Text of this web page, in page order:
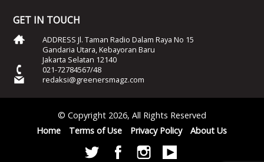
GET IN TOUCH
ADDRESS Jl. Taman Radio Dalam Raya No 15
Gandaria Utara, Kebayoran Baru
Jakarta Selatan 12140
021-72784567/48
redaksi@greenersmagz.com
© Copyright 2026, All Rights Reserved
Home
Terms of Use Privacy Policy About Us